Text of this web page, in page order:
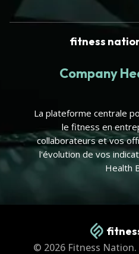
fitness
Company
La plateforme centrale
le fitness en
collaborateurs et vos
l'évolution de vos
Health
© 2026 Fitness